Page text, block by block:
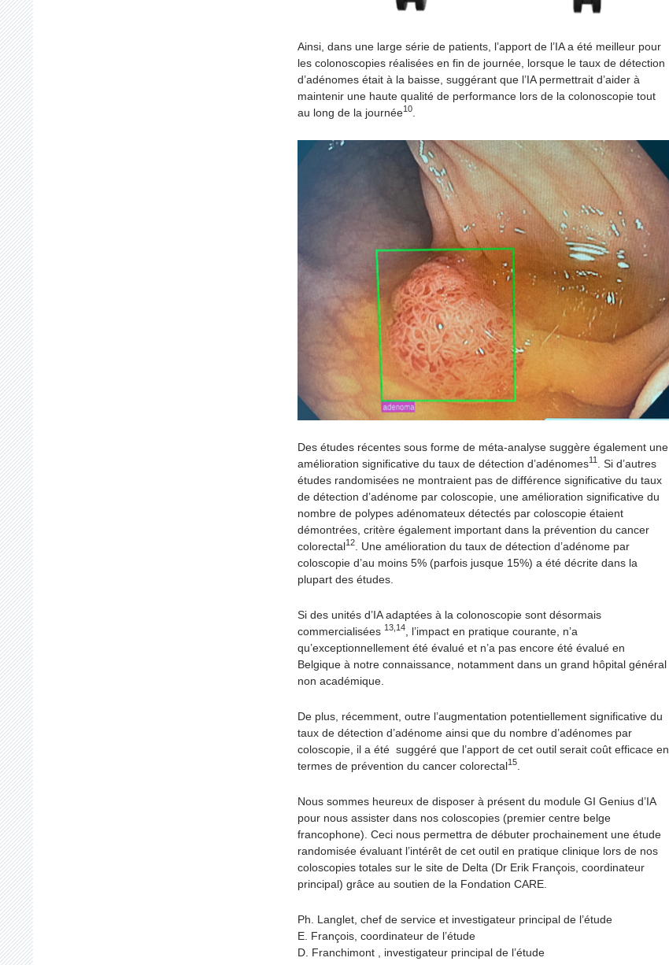
Ainsi, dans une large série de patients, l’apport de l’IA a été meilleur pour
les colonoscopies réalisées en fin de journée, lorsque le taux de détection
d’adénomes était à la baisse, suggérant que l’IA permettrait d’aider à
maintenir une haute qualité de performance lors de la colonoscopie tout
au long de la journée10
Des études récentes sous forme de méta-analyse suggère également une
amélioration significative du taux de détection d’adénomes11
. Si d’autres
études randomisées ne montraient pas de différence significative du taux
de détection d’adénome par coloscopie, une amélioration significative du
nombre de polypes adénomateux détectés par coloscopie étaient
démontrées, critère également important dans la prévention du cancer
colorectal12
. Une amélioration du taux de détection d’adénome par
coloscopie d’au moins 5% (parfois jusque 15%) a été décrite dans la
plupart des études.
Si des unités d’IA adaptées à la colonoscopie sont désormais
commercialisées 13,14
, l’impact en pratique courante, n’a
qu’exceptionnellement été évalué et n’a pas encore été évalué en
Belgique à notre connaissance, notamment dans un grand hôpital général
non académique.
De plus, récemment, outre l’augmentation potentiellement significative du
taux de détection d’adénome ainsi que du nombre d’adénomes par
coloscopie, il a été suggéré que l’apport de cet outil serait coût efficace en
termes de prévention du cancer colorectal15
Nous sommes heureux de disposer à présent du module GI Genius d’IA
pour nous assister dans nos coloscopies (premier centre belge
francophone). Ceci nous permettra de débuter prochainement une étude
randomisée évaluant l’intérêt de cet outil en pratique clinique lors de nos
coloscopies totales sur le site de Delta (Dr Erik François, coordinateur
principal) grâce au soutien de la Fondation CARE.
Ph. Langlet, chef de service et investigateur principal de l’étude
E. François, coordinateur de l’étude
D. Franchimont , investigateur principal de l’étude